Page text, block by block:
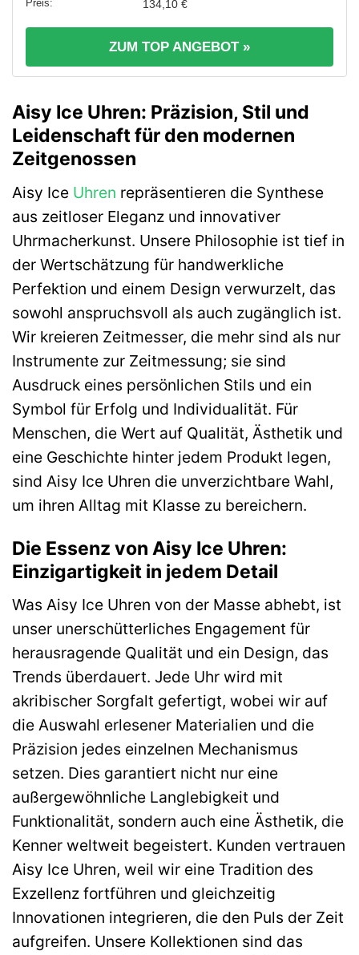
134,10 €
ZUM TOP ANGEBOT »
Aisy Ice Uhren: Präzision, Stil und
Leidenschaft für den modernen
Zeitgenossen
Aisy Ice Uhren repräsentieren die Synthese
aus zeitloser Eleganz und innovativer
Uhrmacherkunst. Unsere Philosophie ist tief in
der Wertschätzung für handwerkliche
Perfektion und einem Design verwurzelt, das
sowohl anspruchsvoll als auch zugänglich ist.
Wir kreieren Zeitmesser, die mehr sind als nur
Instrumente zur Zeitmessung; sie sind
Ausdruck eines persönlichen Stils und ein
Symbol für Erfolg und Individualität. Für
Menschen, die Wert auf Qualität, Ästhetik und
eine Geschichte hinter jedem Produkt legen,
sind Aisy Ice Uhren die unverzichtbare Wahl,
um ihren Alltag mit Klasse zu bereichern.
Die Essenz von Aisy Ice Uhren:
Einzigartigkeit in jedem Detail
Was Aisy Ice Uhren von der Masse abhebt, ist
unser unerschütterliches Engagement für
herausragende Qualität und ein Design, das
Trends überdauert. Jede Uhr wird mit
akribischer Sorgfalt gefertigt, wobei wir auf
die Auswahl erlesener Materialien und die
Präzision jedes einzelnen Mechanismus
setzen. Dies garantiert nicht nur eine
außergewöhnliche Langlebigkeit und
Funktionalität, sondern auch eine Ästhetik, die
Kenner weltweit begeistert. Kunden vertrauen
Aisy Ice Uhren, weil wir eine Tradition des
Exzellenz fortführen und gleichzeitig
Innovationen integrieren, die den Puls der Zeit
aufgreifen. Unsere Kollektionen sind das